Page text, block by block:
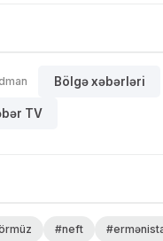
Bölgə xəbərləri
TV
#neft